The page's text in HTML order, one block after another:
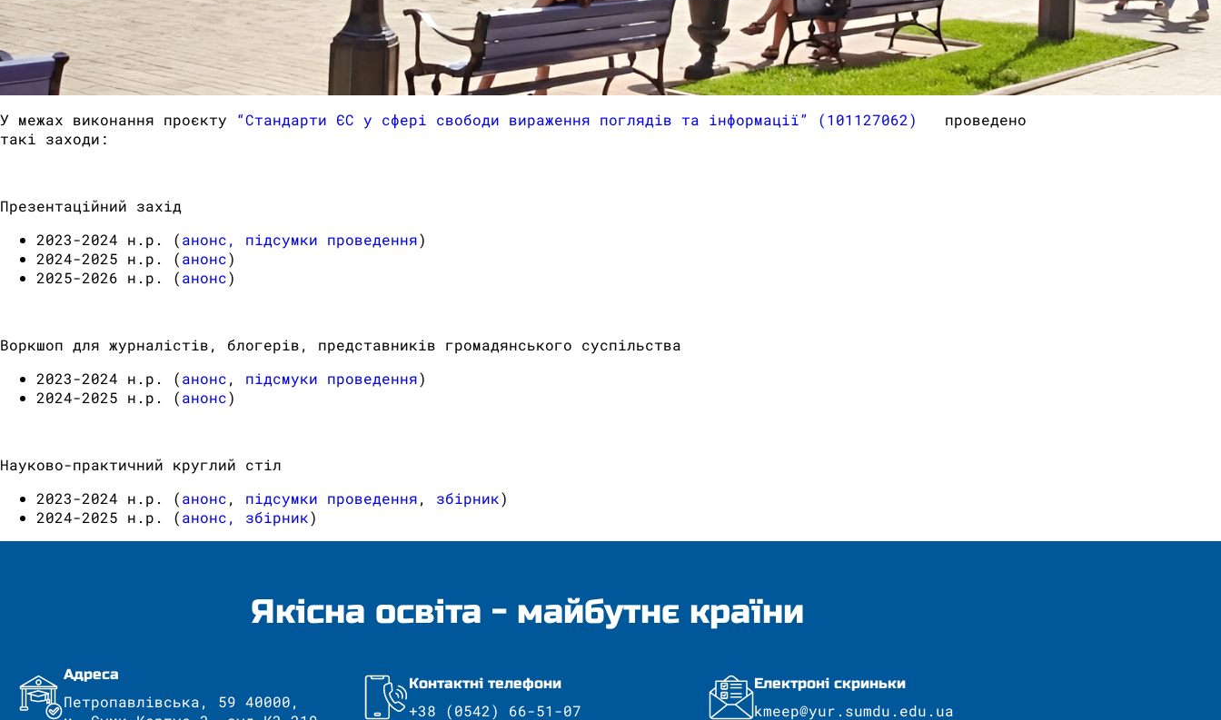
У межах виконання проєкту “Стандарти ЄС у сфері свободи вираження поглядів та інформації” (101127062)
проведено
такі заходи:
Презентаційний захід
2023-2024 н.р. (анонс, підсумки проведення)
2024-2025 н.р. (анонс)
2025-2026 н.р. (анонс)
Воркшоп для журналістів, блогерів, представників громадянського суспільства
2023-2024 н.р. (анонс, підсмуки проведення)
2024-2025 н.р. (анонс)
Науково-практичний круглий стіл
2023-2024 н.р. (анонс, підсумки проведення, збірник)
2024-2025 н.р. (анонс, збірник)
Якісна освіта - майбутнє країни
Адреса
Петропавлівська, 59 40000,
Контактні телефони
+38 (0542) 66-51-07
Електроні скриньки
kmeep@yur.sumdu.edu.ua